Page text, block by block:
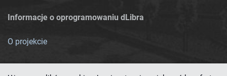
Informacje o oprogramowaniu dLibra
O projekcie